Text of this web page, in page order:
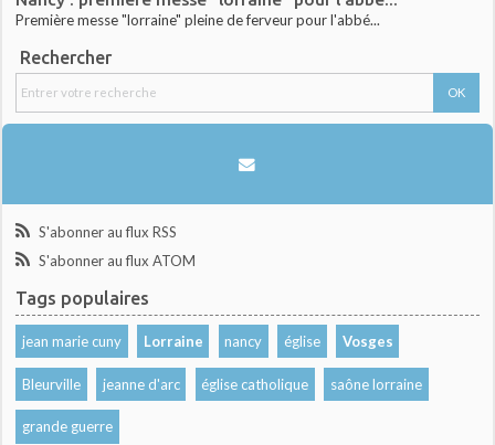
Première messe "lorraine" pleine de ferveur pour l'abbé...
Rechercher
S'abonner au flux RSS
S'abonner au flux ATOM
Tags populaires
jean marie cuny Lorraine nancy église Vosges
Bleurville jeanne d'arc église catholique saône lorraine
grande guerre